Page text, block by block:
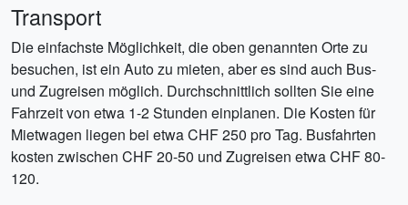
Transport
Die einfachste Möglichkeit, die oben genannten Orte zu
besuchen, ist ein Auto zu mieten, aber es sind auch Bus-
und Zugreisen möglich. Durchschnittlich sollten Sie eine
Fahrzeit von etwa 1-2 Stunden einplanen. Die Kosten für
Mietwagen liegen bei etwa CHF 250 pro Tag. Busfahrten
kosten zwischen CHF 20-50 und Zugreisen etwa CHF 80-
120.